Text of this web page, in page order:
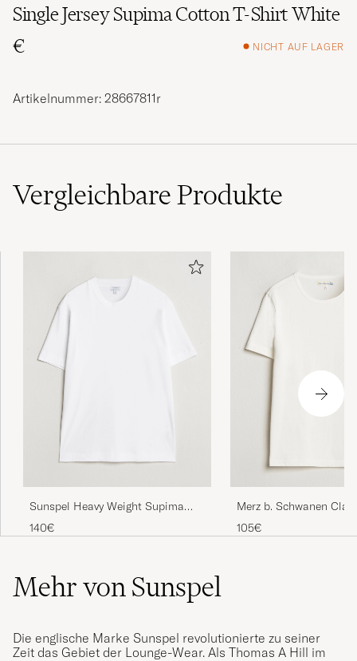
Single Jersey Supima Cotton T-Shirt White
€
NICHT AUF LAGER
Artikelnummer: 28667811r
VergleichbareProdukte
Sunspel Heavy Weight Supima
Cotton T-Shirt White
140€
Merz b. Schwanen
Loopwheeled T-Shirt
105€
Mehr von Sunspel
Die englische Marke Sunspel revolutionierte zu seiner
Zeit das Gebiet der Lounge-Wear. Als Thomas A Hill im